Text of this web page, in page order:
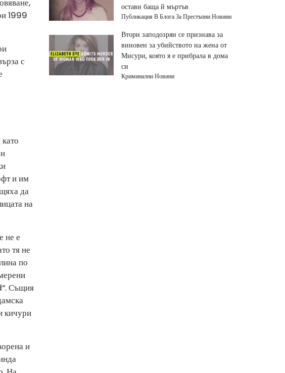
1999
с
и им
да
на
не е
тя не
по
Същия
кичури
и
остави баща й мъртъв
Публикация В Блога За Престъпни Новини
Втори заподозрян се признава за
виновен за убийството на жена от
Мисури, която я е прибрала в дома
си
Криминални Новини